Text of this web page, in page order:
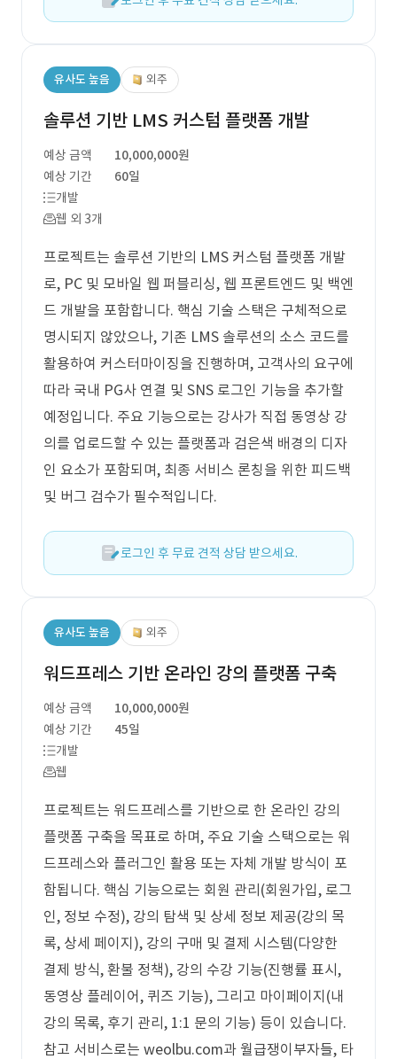
유사도 높음 외주
솔루션 기반 LMS 커스텀 플랫폼 개발
예상 금액
10,000,000원
예상 기간
60일
개발
웹 외 3개
프로젝트는 솔루션 기반의 LMS 커스텀 플랫폼 개발
로, PC 및 모바일 웹 퍼블리싱, 웹 프론트엔드 및 백엔
드 개발을 포함합니다. 핵심 기술 스택은 구체적으로
명시되지 않았으나, 기존 LMS 솔루션의 소스 코드를
활용하여 커스터마이징을 진행하며, 고객사의 요구에
따라 국내 PG사 연결 및 SNS 로그인 기능을 추가할
예정입니다. 주요 기능으로는 강사가 직접 동영상 강
의를 업로드할 수 있는 플랫폼과 검은색 배경의 디자
인 요소가 포함되며, 최종 서비스 론칭을 위한 피드백
및 버그 검수가 필수적입니다.
로그인 후 무료 견적 상담 받으세요.
유사도 높음 외주
워드프레스 기반 온라인 강의 플랫폼 구축
예상 금액
10,000,000원
예상 기간
45일
개발
웹
프로젝트는 워드프레스를 기반으로 한 온라인 강의
플랫폼 구축을 목표로 하며, 주요 기술 스택으로는 워
드프레스와 플러그인 활용 또는 자체 개발 방식이 포
함됩니다. 핵심 기능으로는 회원 관리(회원가입, 로그
인, 정보 수정), 강의 탐색 및 상세 정보 제공(강의 목
록, 상세 페이지), 강의 구매 및 결제 시스템(다양한
결제 방식, 환불 정책), 강의 수강 기능(진행률 표시,
동영상 플레이어, 퀴즈 기능), 그리고 마이페이지(내
강의 목록, 후기 관리, 1:1 문의 기능) 등이 있습니다.
참고 서비스로는 weolbu.com과 월급쟁이부자들, 타